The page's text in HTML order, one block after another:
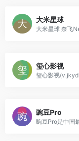
大米星球
玺心影视
豌豆Pro